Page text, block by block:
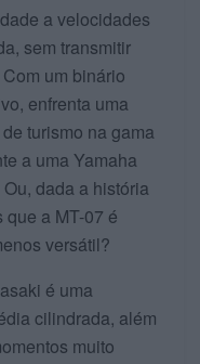
a velocidades
sem transmitir
um binário
enfrenta uma
turismo na gama
a uma Yamaha
dada a história
a MT-07 é
versátil?
é uma
cilindrada, além
muito